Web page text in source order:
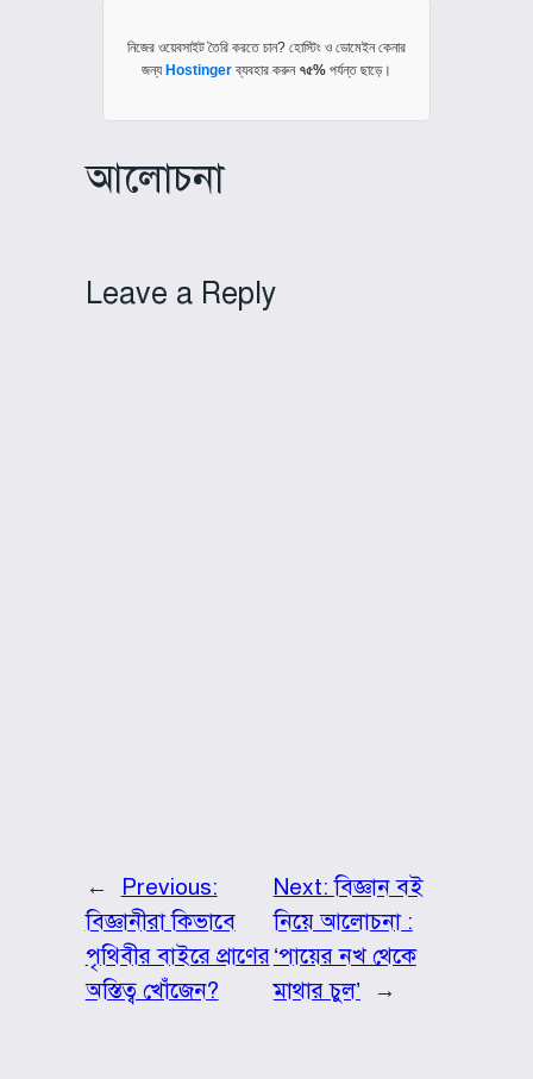
নিজের ওয়েবসাইট তৈরি করতে চান? হোস্টিং ও ডোমেইন কেনার
জন্য Hostingerব্যবহার করুন ৭৫% পর্যন্ত ছাড়ে।
আলোচনা
Leave a Reply
←
Previous:
বিজ্ঞানীরা কিভাবে
পৃথিবীর বাইরে প্রাণের
অস্তিত্ব খোঁজেন?
Next:বিজ্ঞান বই
নিয়ে আলোচনা :
‘পায়ের নখ থেকে
মাথার চুল’
→